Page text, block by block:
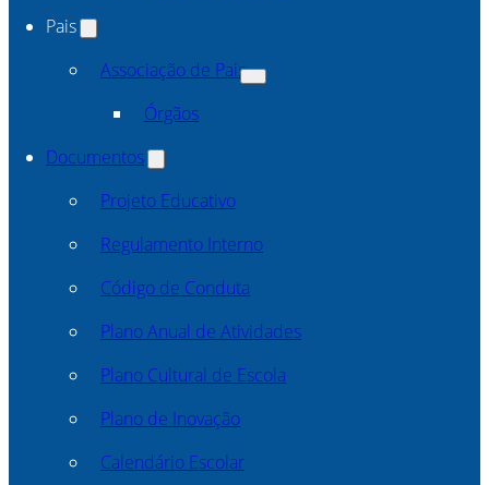
Pais
Associação de Pais
Órgãos
Documentos
Projeto Educativo
Regulamento Interno
Código de Conduta
Plano Anual de Atividades
Plano Cultural de Escola
Plano de Inovação
Calendário Escolar